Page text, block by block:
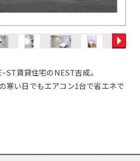
賃貸住宅のNEST吉成。
寒い日でもエアコン1台で省エネで